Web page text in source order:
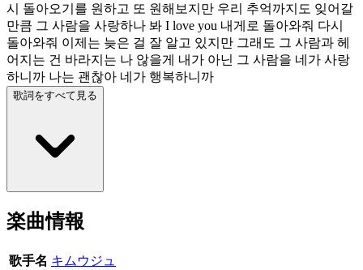
시 돌아오기를 원하고 또 원해보지만 우리 추억까지도 잊어갈
만큼 그 사람을 사랑하나 봐 I love you 내게로 돌아와줘 다시
돌아와줘 이제는 늦은 걸 잘 알고 있지만 그래도 그 사람과 헤
어지는 건 바라지는 나 않을게 내가 아닌 그 사람을 네가 사랑
하니까 나는 괜찮아 네가 행복하니까
歌詞をすべて見る
楽曲情報
歌手名 キムウジュ